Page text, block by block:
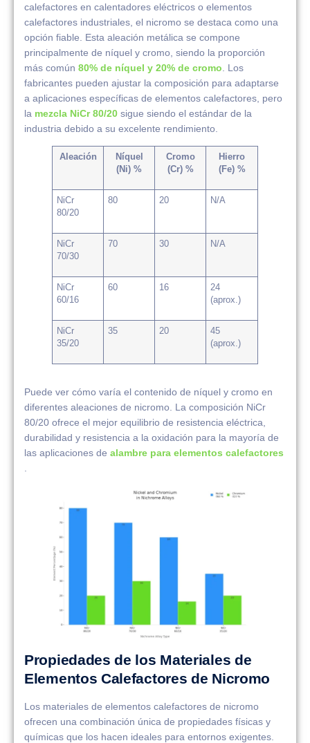
calefactores en calentadores eléctricos o elementos
calefactores industriales, el nicromo se destaca como una
opción fiable. Esta aleación metálica se compone
principalmente de níquel y cromo, siendo la proporción
más común 80% de níquel y 20% de cromo . Los
fabricantes pueden ajustar la composición para adaptarse
a aplicaciones específicas de elementos calefactores, pero
la mezcla NiCr 80/20 sigue siendo el estándar de la
industria debido a su excelente rendimiento.
Aleación
Níquel
(Ni) %
Cromo
(Cr) %
Hierro
(Fe) %
NiCr
80/20
80 20 N/A
NiCr
70/30
70 30 N/A
NiCr
60/16
60 16
24
(aprox.)
NiCr
35/20
35 20
45
(aprox.)
Puede ver cómo varía el contenido de níquel y cromo en
diferentes aleaciones de nicromo. La composición NiCr
80/20 ofrece el mejor equilibrio de resistencia eléctrica,
durabilidad y resistencia a la oxidación para la mayoría de
las aplicaciones de alambre para elementos calefactores
Propiedades de los Materiales de
Elementos Calefactores de Nicromo
Los materiales de elementos calefactores de nicromo
ofrecen una combinación única de propiedades físicas y
químicas que los hacen ideales para entornos exigentes.